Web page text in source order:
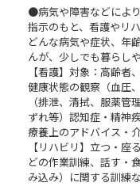
●病気や障害などによ
指示のもと、看護やリ
どんな病気や症状、年
んが、少しでも暮らし
【看護】対象：高齢者
健康状態の観察（血圧
（排泄、清拭、服薬
ずれ等）認知症・精神
療養上のアドバイス・
【リハビリ】立つ・座
どの作業訓練、話す・
み込み）に関する訓練